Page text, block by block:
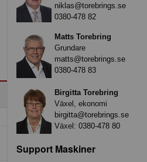
niklas@torebrings.se
0380-478 82
Matts Torebring
Grundare
matts@torebrings.se
0380-478 83
Birgitta Torebring
Växel, ekonomi
birgitta@torebrings.se
Växel: 0380-478 80
Support Maskiner